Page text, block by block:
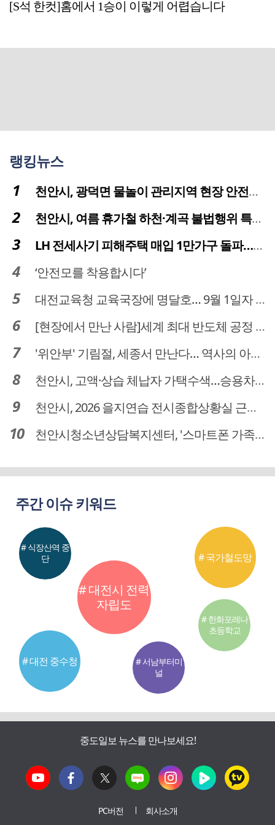
[S석 한컷]홈에서 1승이 이렇게 어렵습니다
랭킹뉴스
천안시, 광덕면 물놀이 관리지역 현장 안전점검 실시
천안시, 여름 휴가철 하천·계곡 불법행위 특별단속
LH 전세사기 피해주택 매입 1만가구 돌파…피해 인정도 4만건 넘어
‘안전모를 착용합시다’
대전교육청 교육국장에 명달호… 9월 1일자 181명 인사
[현장에서 만난 사람]세계 최대 반도체 공정 장비 제조 기업 ASML 한종호 매니저
'위안부' 기림절, 세종서 만난다… 역사의 아픔 치유, '평화의 장'
천안시, 고액·상습 체납자 가택수색…승용차 압류·공매 착수
천안시, 2026 을지연습 전시종합상황실 근무자 사전교육
천안시청소년상담복지센터, '스마트폰 가족치유캠프' 운영
주간 이슈 키워드
# 대전시 전력
자립도
# 대전 중수청
# 국가철도망
# 식장산역 중
단
# 서남부터미
널
# 한화포레나
초등학교
중도일보 뉴스를 만나보세요!
PC버전 회사소개